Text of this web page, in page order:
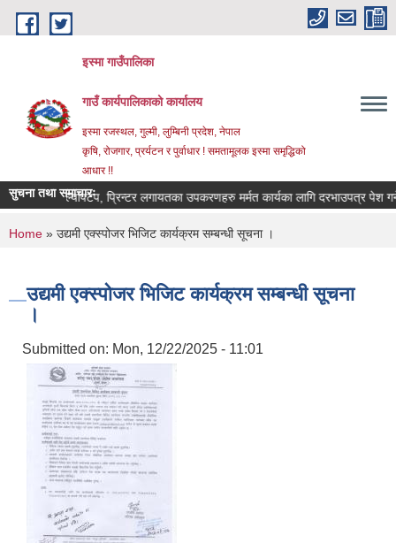
Skip to main content
इस्मा गाउँपालिका
गाउँ कार्यपालिकाको कार्यालय
इस्मा रजस्थल, गुल्मी, लुम्बिनी प्रदेश, नेपाल
कृषि, रोजगार, प्रर्यटन र पुर्वाधार ! समतामूलक इस्मा समृद्धिको
आधार !!
सुचना तथा समाचारः
ल्यापटप, प्रिन्टर लगायतका उपकरणहरु मर्मत कार्यका लागि दरभाउपत्र पेश गर्ने
You are here
Home » उद्यमी एक्स्पोजर भिजिट कार्यक्रम सम्बन्धी सूचना ।
उद्यमी एक्स्पोजर भिजिट कार्यक्रम सम्बन्धी सूचना
।
Submitted on: Mon, 12/22/2025 - 11:01